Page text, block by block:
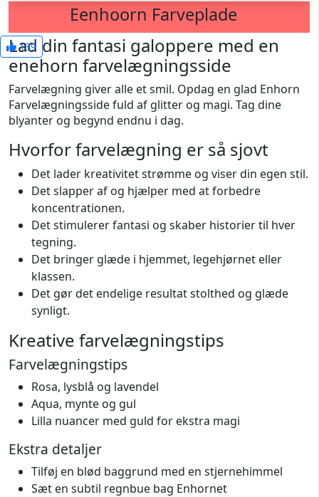
Eenhoorn Farveplade
139
Lad din fantasi galoppere med en
enehorn farvelægningsside
Farvelægning giver alle et smil. Opdag en glad Enhorn
Farvelægningsside fuld af glitter og magi. Tag dine
blyanter og begynd endnu i dag.
Hvorfor farvelægning er så sjovt
Det lader kreativitet strømme og viser din egen stil.
Det slapper af og hjælper med at forbedre
koncentrationen.
Det stimulerer fantasi og skaber historier til hver
tegning.
Det bringer glæde i hjemmet, legehjørnet eller
klassen.
Det gør det endelige resultat stolthed og glæde
synligt.
Kreative farvelægningstips
Farvelægningstips
Rosa, lysblå og lavendel
Aqua, mynte og gul
Lilla nuancer med guld for ekstra magi
Ekstra detaljer
Tilføj en blød baggrund med en stjernehimmel
Sæt en subtil regnbue bag Enhornet